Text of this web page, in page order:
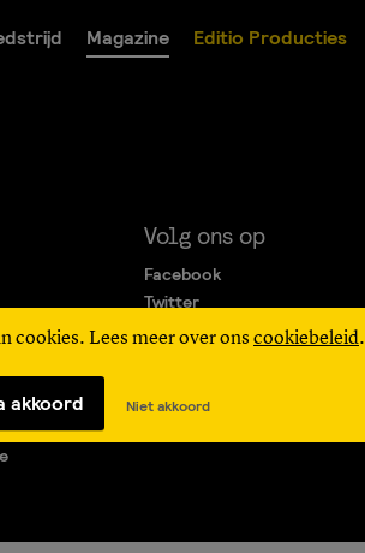
Magazine Editio Producties
cookies. Lees meer over ons cookiebeleid.
akkoord Niet akkoord
Volg ons op
Facebook
Twitter
Instagram